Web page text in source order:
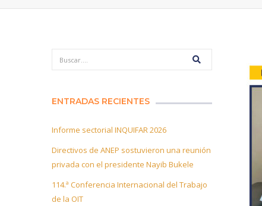
ENTRADAS RECIENTES
Informe sectorial INQUIFAR 2026
Directivos de ANEP sostuvieron una reunión
privada con el presidente Nayib Bukele
114.ª Conferencia Internacional del Trabajo
de la OIT